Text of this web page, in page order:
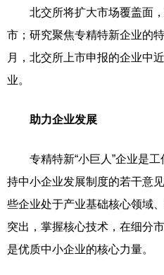
北交所将扩大市场覆盖面，
市；研究聚焦专精特新企业的
月，北交所上市申报的企业中
业。
助力企业发展
专精特新“小巨人”企业是工
持中小企业发展制度的若干意
些企业处于产业基础核心领域
突出，掌握核心技术，在细分
是优质中小企业的核心力量。